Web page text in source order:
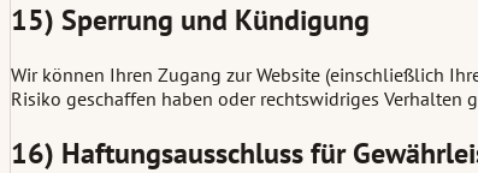
15) Sperrung und Kündigung
Wir können Ihren Zugang zur Website (einschließlich
Risiko geschaffen haben oder rechtswidriges Verhalten
16) Haftungsausschluss für